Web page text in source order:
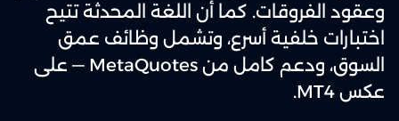
وعقود الفروقات. كما أن اللغة المحدثة تتيح
اختبارات خلفية أسرع، وتشمل وظائف عمق
السوق، ودعم كامل من MetaQuotes — على
عكس MT4.